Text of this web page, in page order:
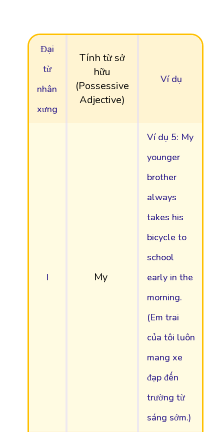
Đại
từ
nhân
xưng
Tính từ sở
hữu
(Possessive
Adjective)
Ví dụ
I My
Ví dụ 5: My
younger
brother
always
takes his
bicycle to
school
early in the
morning.
(Em trai
của tôi luôn
mang xe
đạp đến
trường từ
sáng sớm.)